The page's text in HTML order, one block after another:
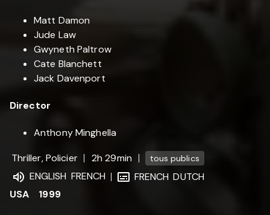
Matt Damon
Jude Law
Gwyneth Paltrow
Cate Blanchett
Jack Davenport
Director
Anthony Minghella
Thriller, Policier
2h 29min tous publics
ENGLISH FRENCH FRENCH DUTCH
USA
1999